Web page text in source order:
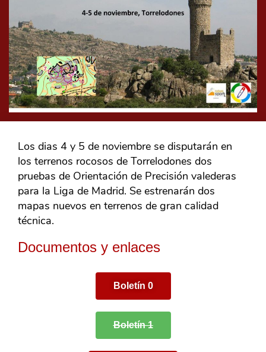
Los dias 4 y 5 de noviembre se disputarán en
los terrenos rocosos de Torrelodones dos
pruebas de Orientación de Precisión valederas
para la Liga de Madrid. Se estrenarán dos
mapas nuevos en terrenos de gran calidad
técnica.
Documentos y enlaces
Boletín 0
Boletín 1